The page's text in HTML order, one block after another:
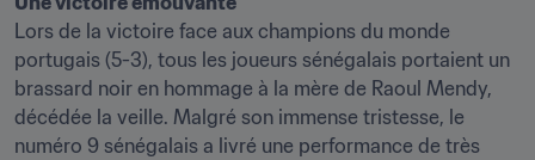
Lors de la victoire face aux champions du monde
portugais (5-3), tous les joueurs sénégalais portaient un
brassard noir en hommage à la mère de Raoul Mendy,
décédée la veille. Malgré son immense tristesse, le
numéro 9 sénégalais a livré une performance de très